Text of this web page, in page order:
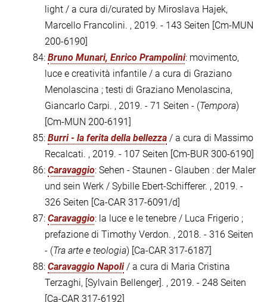
light / a cura di/curated by Miroslava Hajek,
Marcello Francolini. , 2019. - 143 Seiten [Cm-MUN
200-6190]
84: Bruno Munari, Enrico Prampolini: movimento,
luce e creatività infantile / a cura di Graziano
Menolascina ; testi di Graziano Menolascina,
Giancarlo Carpi. , 2019. - 71 Seiten - (Tempora)
[Cm-MUN 200-6191]
85: Burri - la ferita della bellezza / a cura di Massimo
Recalcati. , 2019. - 107 Seiten [Cm-BUR 300-6190]
86: Caravaggio: Sehen - Staunen - Glauben : der Maler
und sein Werk / Sybille Ebert-Schifferer. , 2019. -
326 Seiten [Ca-CAR 317-6091/d]
87: Caravaggio: la luce e le tenebre / Luca Frigerio ;
prefazione di Timothy Verdon. , 2018. - 316 Seiten
- (Tra arte e teologia) [Ca-CAR 317-6187]
88: Caravaggio Napoli/ a cura di Maria Cristina
Terzaghi, [Sylvain Bellenger]. , 2019. - 248 Seiten
[Ca-CAR 317-6192]